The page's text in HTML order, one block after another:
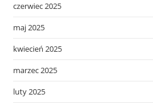
czerwiec 2025
maj 2025
kwiecień 2025
marzec 2025
luty 2025